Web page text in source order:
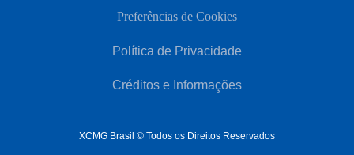
Preferências de Cookies
Política de Privacidade
Créditos e Informações
XCMG Brasil © Todos os Direitos Reservados